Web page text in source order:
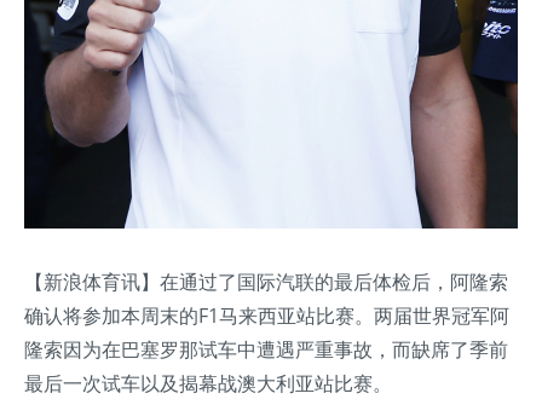
【新浪体育讯】在通过了国际汽联的最后体检后，阿隆索
确认将参加本周末的F1马来西亚站比赛。两届世界冠军阿
隆索因为在巴塞罗那试车中遭遇严重事故，而缺席了季前
最后一次试车以及揭幕战澳大利亚站比赛。